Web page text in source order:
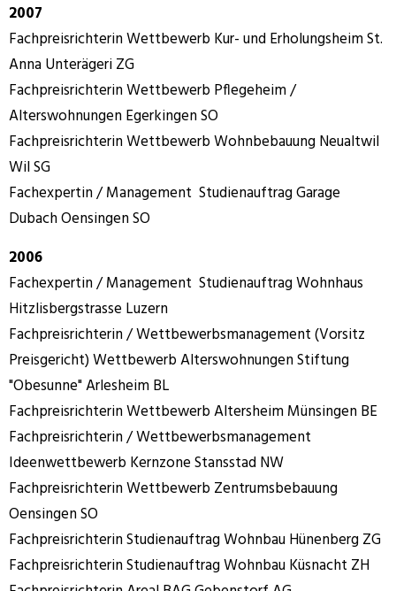
2007
Fachpreisrichterin Wettbewerb Kur- und Erholungsheim St.
Anna Unterägeri ZG
Fachpreisrichterin Wettbewerb Pflegeheim /
Alterswohnungen Egerkingen SO
Fachpreisrichterin Wettbewerb Wohnbebauung Neualtwil
Wil SG
Fachexpertin / Management Studienauftrag Garage
Dubach Oensingen SO
2006
Fachexpertin / Management Studienauftrag Wohnhaus
Hitzlisbergstrasse Luzern
Fachpreisrichterin / Wettbewerbsmanagement (Vorsitz
Preisgericht) Wettbewerb Alterswohnungen Stiftung
"Obesunne" Arlesheim BL
Fachpreisrichterin Wettbewerb Altersheim Münsingen BE
Fachpreisrichterin / Wettbewerbsmanagement
Ideenwettbewerb Kernzone Stansstad NW
Fachpreisrichterin Wettbewerb Zentrumsbebauung
Oensingen SO
Fachpreisrichterin Studienauftrag Wohnbau Hünenberg ZG
Fachpreisrichterin Studienauftrag Wohnbau Küsnacht ZH